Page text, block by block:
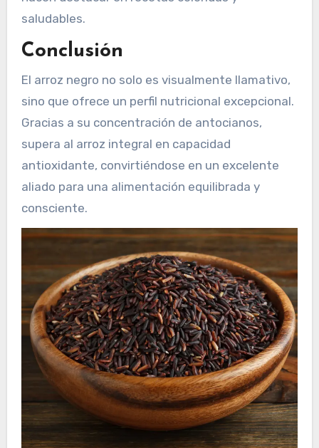
saludables.
Conclusión
El arroz negro no solo es visualmente llamativo,
sino que ofrece un perfil nutricional excepcional.
Gracias a su concentración de antocianos,
supera al arroz integral en capacidad
antioxidante, convirtiéndose en un excelente
aliado para una alimentación equilibrada y
consciente.